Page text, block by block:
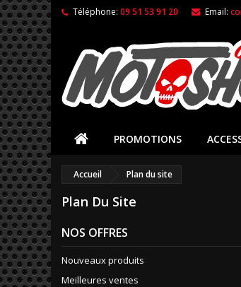
Téléphone: 09 51 53 91 20 Email:
PROMOTIONS
Accueil Plan du site
Plan Du Site
NOS OFFRES
Nouveaux produits
Meilleures ventes